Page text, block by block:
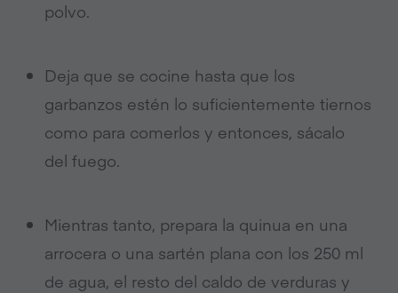
polvo.
Deja que se cocine hasta que los
garbanzos estén lo suficientemente tiernos
como para comerlos y entonces, sácalo
del fuego.
Mientras tanto, prepara la quinua en una
arrocera o una sartén plana con los 250 ml
de agua, el resto del caldo de verduras y